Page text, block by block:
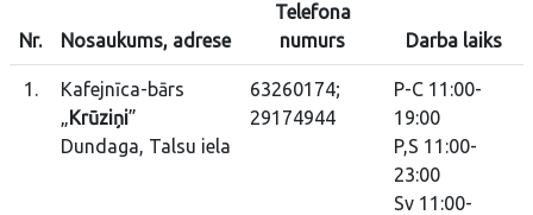
Nr. Nosaukums, adrese
Telefona
numurs
Darba laiks
1.
Kafejnīca-bārs
„Krūziņi”
Dundaga, Talsu iela
63260174;
29174944
P-C 11:00-
19:00
P,S 11:00-
23:00
Sv 11:00-